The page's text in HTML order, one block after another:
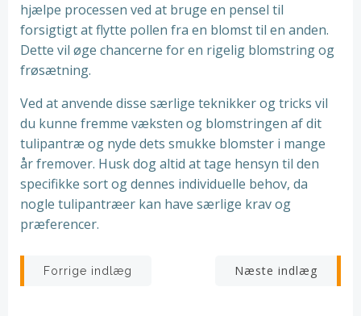
hjælpe processen ved at bruge en pensel til
forsigtigt at flytte pollen fra en blomst til en anden.
Dette vil øge chancerne for en rigelig blomstring og
frøsætning.
Ved at anvende disse særlige teknikker og tricks vil
du kunne fremme væksten og blomstringen af dit
tulipantræ og nyde dets smukke blomster i mange
år fremover. Husk dog altid at tage hensyn til den
specifikke sort og dennes individuelle behov, da
nogle tulipantræer kan have særlige krav og
præferencer.
Indlægsnavigation
Forrige indlæg Næste indlæg